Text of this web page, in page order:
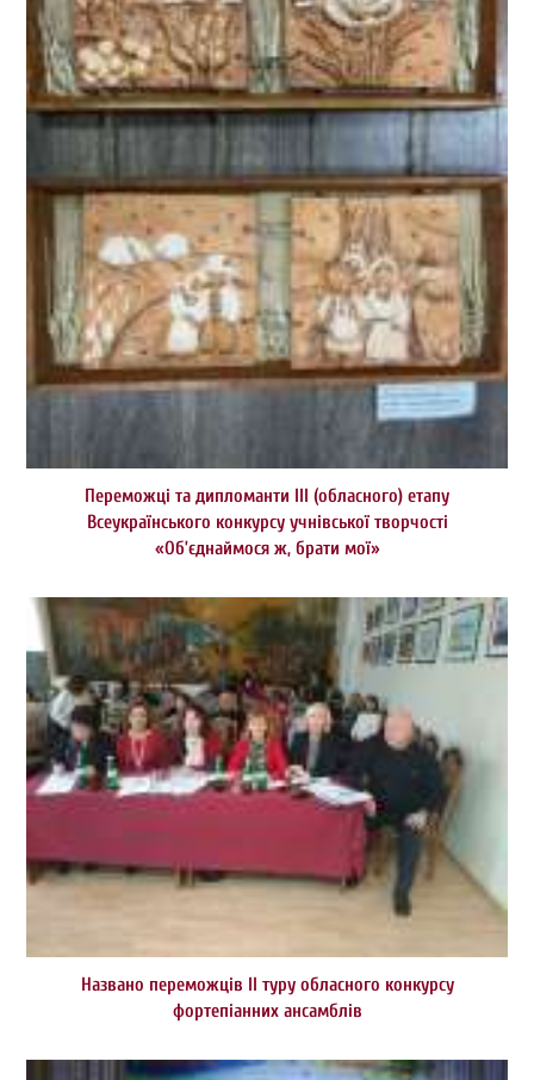
Переможці та дипломанти ІІІ (обласного) етапу
Всеукраїнського конкурсу учнівської творчості
«Об’єднаймося ж, брати мої»
Названо переможців ІІ туру обласного конкурсу
фортепіанних ансамблів